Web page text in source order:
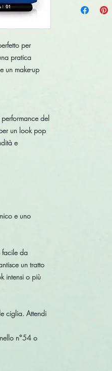
per
pratica
un make-up
del
un look pop
e
e uno
facile da
un tratto
intensi o più
ciglia. Attendi
n°54 o